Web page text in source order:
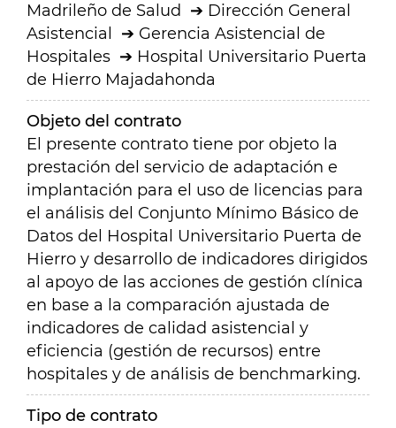
Madrileño de Salud
Dirección General
Asistencial
Gerencia Asistencial de
Hospitales
Hospital Universitario Puerta
de Hierro Majadahonda
Objeto del contrato
El presente contrato tiene por objeto la
prestación del servicio de adaptación e
implantación para el uso de licencias para
el análisis del Conjunto Mínimo Básico de
Datos del Hospital Universitario Puerta de
Hierro y desarrollo de indicadores dirigidos
al apoyo de las acciones de gestión clínica
en base a la comparación ajustada de
indicadores de calidad asistencial y
eficiencia (gestión de recursos) entre
hospitales y de análisis de benchmarking.
Tipo de contrato